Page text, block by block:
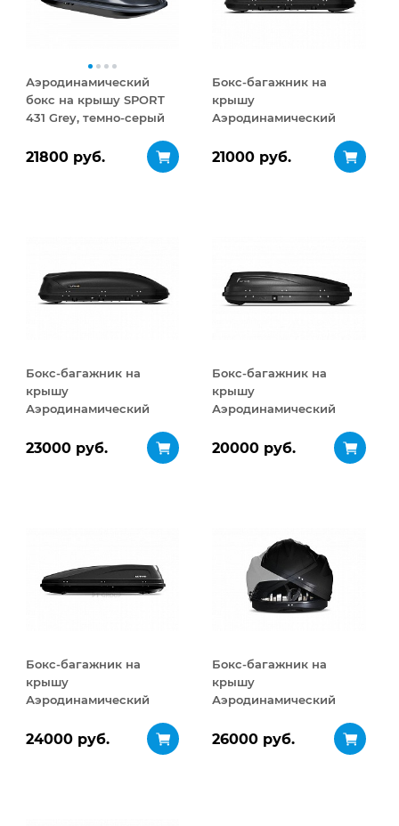
Аэродинамический
бокс на крышу SPORT
431 Grey, темно-серый
21800 руб.
Бокс-багажник на
крышу
Аэродинамический
21000 руб.
Бокс-багажник на
крышу
Аэродинамический
ДВУСТОРОННЕЕ
23000 руб.
Бокс-багажник на
крышу
Аэродинамический
ДВУСТОРОННЕЕ
20000 руб.
Бокс-багажник на
крышу
Аэродинамический
ДВУСТОРОННЕЕ
24000 руб.
Бокс-багажник на
крышу
Аэродинамический
ДВУСТОРОННЕЕ
26000 руб.